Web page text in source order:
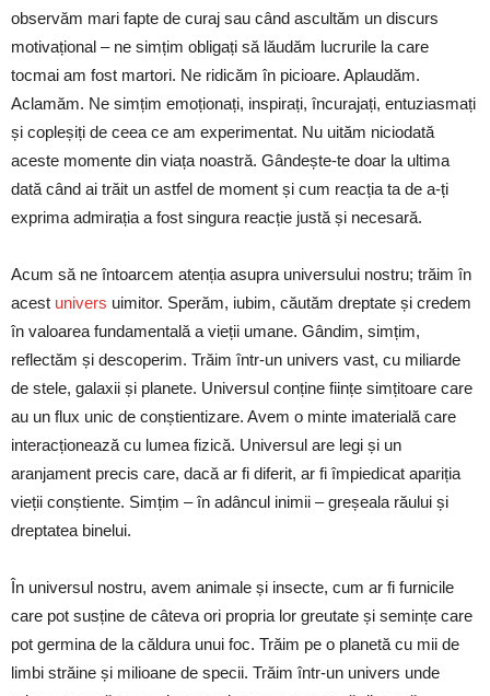
observăm mari fapte de curaj sau când ascultăm un discurs
motivațional – ne simțim obligați să lăudăm lucrurile la care
tocmai am fost martori. Ne ridicăm în picioare. Aplaudăm.
Aclamăm. Ne simțim emoționați, inspirați, încurajați, entuziasmați
și copleșiți de ceea ce am experimentat. Nu uităm niciodată
aceste momente din viața noastră. Gândește-te doar la ultima
dată când ai trăit un astfel de moment și cum reacția ta de a-ți
exprima admirația a fost singura reacție justă și necesară.
Acum să ne întoarcem atenția asupra universului nostru; trăim în
acest univers uimitor. Sperăm, iubim, căutăm dreptate și credem
în valoarea fundamentală a vieții umane. Gândim, simțim,
reflectăm și descoperim. Trăim într-un univers vast, cu miliarde
de stele, galaxii și planete. Universul conține ființe simțitoare care
au un flux unic de conștientizare. Avem o minte imaterială care
interacționează cu lumea fizică. Universul are legi și un
aranjament precis care, dacă ar fi diferit, ar fi împiedicat apariția
vieții conștiente. Simțim – în adâncul inimii – greșeala răului și
dreptatea binelui.
În universul nostru, avem animale și insecte, cum ar fi furnicile
care pot susține de câteva ori propria lor greutate și semințe care
pot germina de la căldura unui foc. Trăim pe o planetă cu mii de
limbi străine și milioane de specii. Trăim într-un univers unde